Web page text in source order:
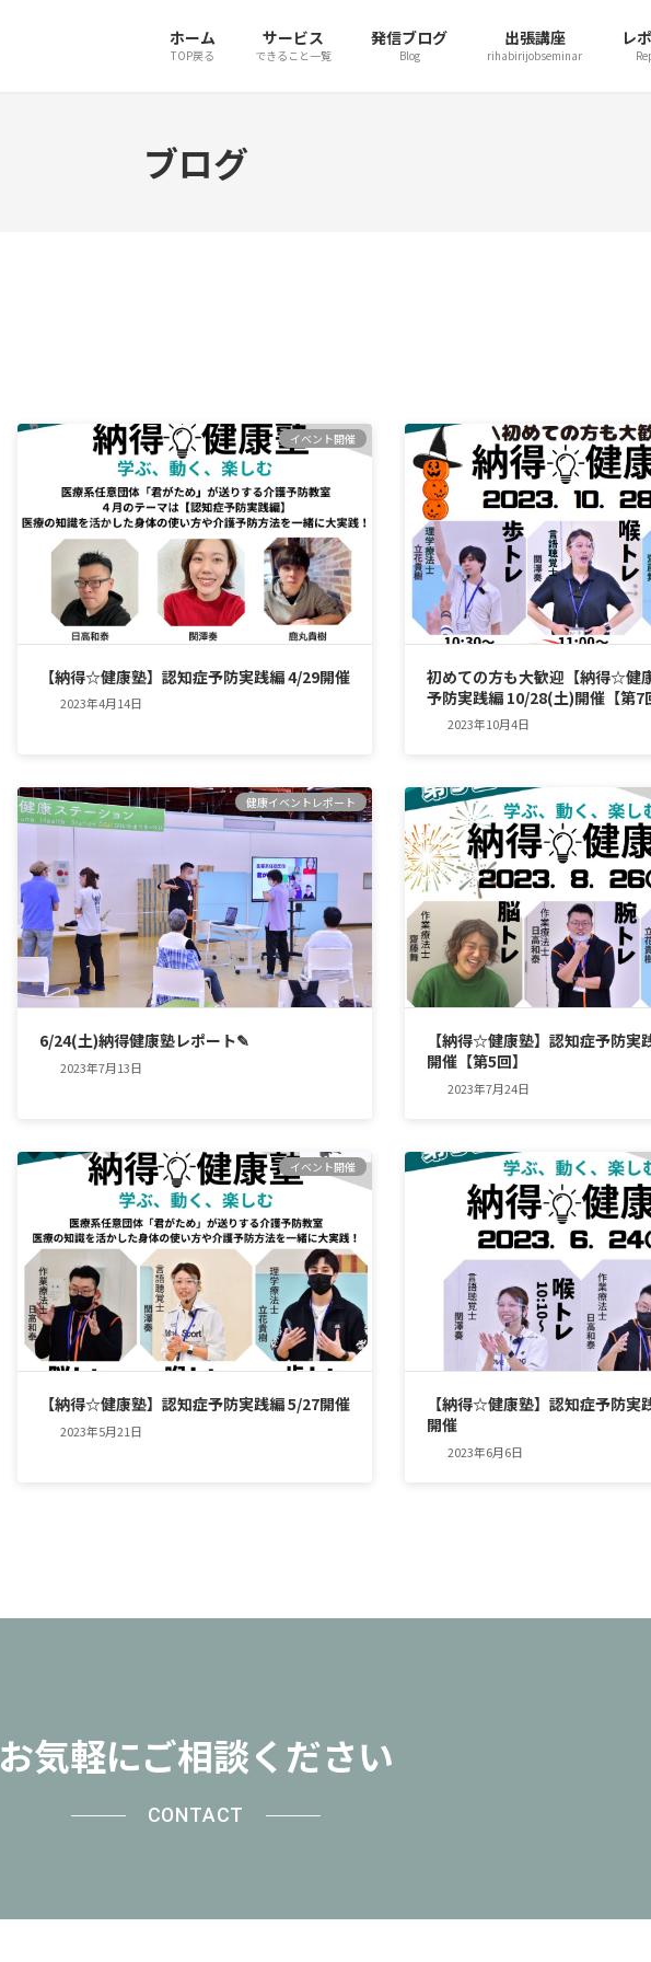
ホーム
TOP戻る
サービス
できること一覧
発信ブログ
Blog
出張講座
rihabirijobseminar
レ
ブログ
イベント開催
【納得☆健康塾】認知症予防実践編 4/29開催
2023年4月14日
初めての方も大歓迎【納得☆健
予防実践編 10/28(土)開催【第7
2023年10月4日
健康イベントレポート
6/24(土)納得健康塾レポート✎
2023年7月13日
【納得☆健康塾】認知症予防実
開催【第5回】
2023年7月24日
イベント開催
【納得☆健康塾】認知症予防実践編 5/27開催
2023年5月21日
【納得☆健康塾】認知症予防実
開催
2023年6月6日
お気軽にご相談ください
CONTACT